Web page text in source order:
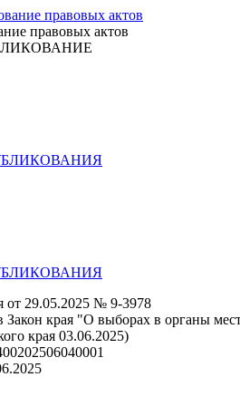
правовых актов
от 29.05.2025 № 9-3978
края "О выборах в органы
края 03.06.2025)